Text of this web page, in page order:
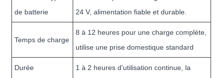
de batterie
24 V, alimentation fiable et durable.
Temps de charge
8 à 12 heures pour une charge complète,
utilise une prise domestique standard
Durée
1 à 2 heures d'utilisation continue, la